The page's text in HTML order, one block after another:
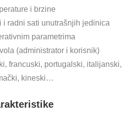
i brzine
i radni sati unutrašnjih jedinica
parametrima
(administrator i korisnik)
francuski, portugalski, italijanski,
kineski…